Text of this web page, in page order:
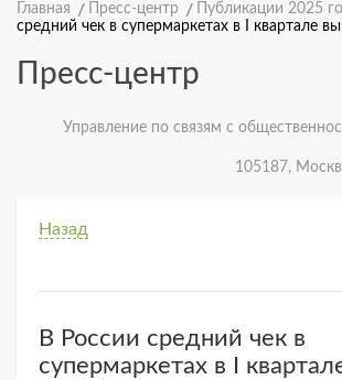
Главная Пресс-центр Публикации 2025
средний чек в супермаркетах в I квартале
Пресс-центр
Управление по связям с
105187,
Назад
В России средний чек в
супермаркетах в I